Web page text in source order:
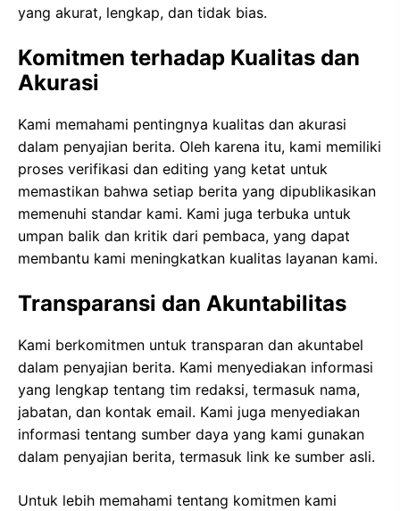
yang akurat, lengkap, dan tidak bias.
Komitmen terhadap Kualitas dan
Akurasi
Kami memahami pentingnya kualitas dan akurasi
dalam penyajian berita. Oleh karena itu, kami memiliki
proses verifikasi dan editing yang ketat untuk
memastikan bahwa setiap berita yang dipublikasikan
memenuhi standar kami. Kami juga terbuka untuk
umpan balik dan kritik dari pembaca, yang dapat
membantu kami meningkatkan kualitas layanan kami.
Transparansi dan Akuntabilitas
Kami berkomitmen untuk transparan dan akuntabel
dalam penyajian berita. Kami menyediakan informasi
yang lengkap tentang tim redaksi, termasuk nama,
jabatan, dan kontak email. Kami juga menyediakan
informasi tentang sumber daya yang kami gunakan
dalam penyajian berita, termasuk link ke sumber asli.
Untuk lebih memahami tentang komitmen kami